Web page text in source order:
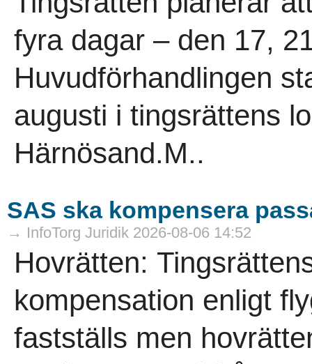
fyra dagar – den 17,
Huvudförhandlingen
augusti i tingsrättens
Härnösand.M..
SAS ska kompensera
→ InfoTorg Juridik 2026-08-06 14:52
Hovrätten:
kompensation enligt
fastställs men